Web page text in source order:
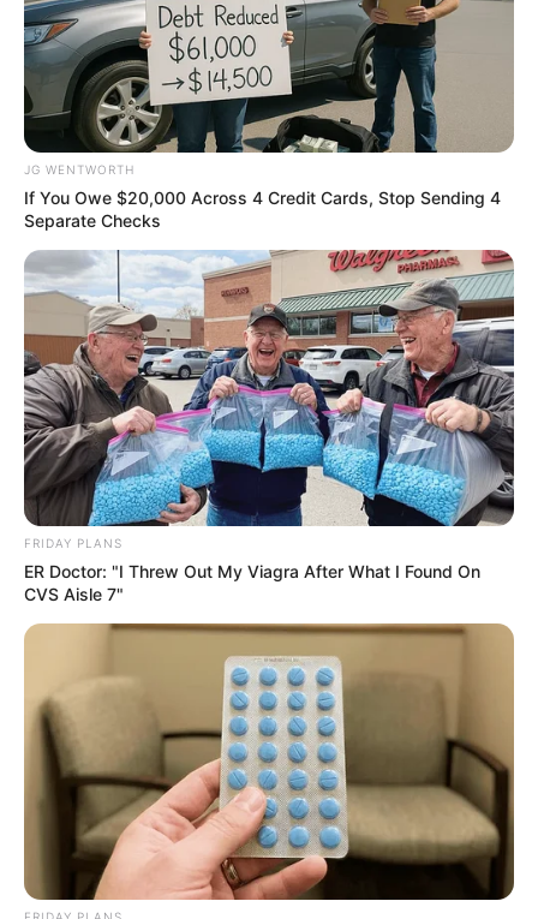
ดูดวงรายวัน
ดูดวงคนเกิดวันอาทิตย์
ดวงการงานทำตามกฎเกณฑ์ที่ได้รับมอบหมาย ซึ่งไม่
สามารถที่จะปลีกตัวไปทำอย่างอื่นได้เลย
ดวงการเงินจะมีโชคลาภก้อนใหญ่ ซึ่งไม่ได้คิดฝันว่าจะได้
แต่ก็ได้ให้พอได้ใช้จ่ายได้ทั้งเดือน
ดวงความรักคนโสด พยายามหาคนรู้ใจแต่ก็ไม่ถูกใจสักที
คนมีคู่ มีเรื่องต้องคุยกันปรึกษากันเยอะ
ดูดวงคนเกิดวันจันทร์
ดวงการงาน ต้องอดทนอดกลั้นกับปัญหาเพื่อนร่วมงาน
แต่ก็ยังดีที่ยังได้รับคำชมจากผู้ใหญ่
ดวงการเงินใช้จ่ายเงินได้คล่องมือมากขึ้น มีเงินเข้ามา
พร้อมกับมีได้ซื้อของที่ตนเองอยากได้อีกด้วย
ดวงความรัก
คนโสด จะมีคนเข้ามาจากการทำธุรกิจร่วม
JG WENTWORTH
If You Owe $20,000 Across 4 Credit Cards, Stop Sending 4
Separate Checks
FRIDAY PLANS
ER Doctor: "I Threw Out My Viagra After What I Found On
CVS Aisle 7"
FRIDAY PLANS